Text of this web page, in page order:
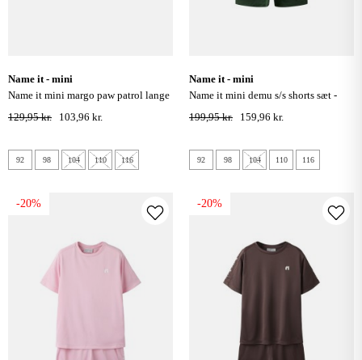
name it - mini
name it mini margo paw patrol lange
shorts - navy blazer
129,95 kr. 103,96 kr.
92 98 104 110 116
name it - mini
name it mini demu s/s shorts sæt -
greener pastures
199,95 kr. 159,96 kr.
92 98 104 110 116
-20% -20%